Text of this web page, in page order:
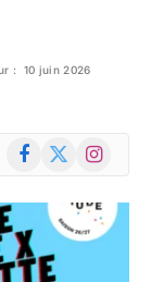
: 10 juin 2026
Facebook
X
Instagram